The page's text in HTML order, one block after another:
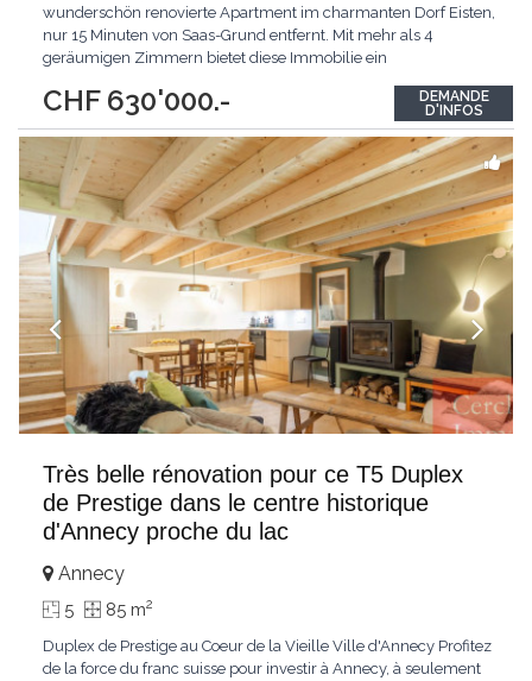
CHF 630'000.-
wunderschön renovierte Apartment im charmanten Dorf Eisten,
nur 15 Minuten von Saas-Grund entfernt. Mit mehr als 4
geräumigen Zimmern bietet diese Immobilie ein
Apartment verfügt über 2 Garagen, einen Parkplatz sowie eine
Werkstattfläche und einen Abstellraum in einem
Nebengebäude. Zusätzlich...
DEMANDE
D'INFOS
Très belle rénovation pour ce T5 Duplex
de Prestige dans le centre historique
d'Annecy proche du lac
Annecy
5 85 m2
Duplex de Prestige au Coeur de la Vieille Ville d'Annecy Profitez
de la force du franc suisse pour investir à Annecy, à seulement